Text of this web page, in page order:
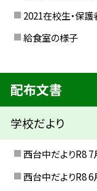
2021在校生・保
給食室の様子
配布文書
学校だより
西台中だよりR8 7
西台中だよりR8 6